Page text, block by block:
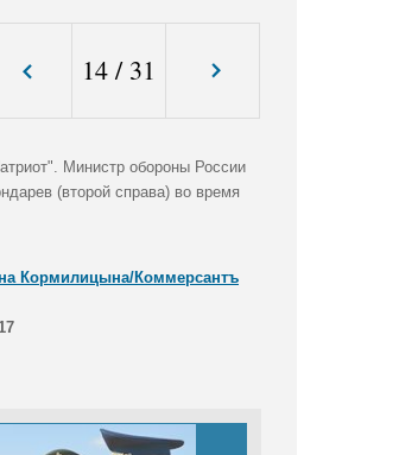
14/ 31
Министр обороны России
(второй справа) во время
Кормилицына/Коммерсантъ